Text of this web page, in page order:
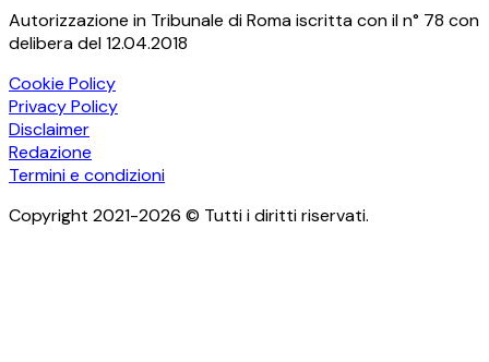
Autorizzazione in Tribunale di Roma iscritta con il n° 78 con
delibera del 12.04.2018
Cookie Policy
Privacy Policy
Disclaimer
Redazione
Termini e condizioni
Copyright 2021-2026 © Tutti i diritti riservati.